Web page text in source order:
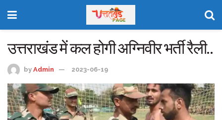
उत्तराखंड में कल होगी अग्निवीर भर्ती रैली..
by Admin 2023-06-19